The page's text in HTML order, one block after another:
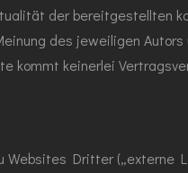
der bereitgestellten
des jeweiligen
kommt keinerlei
Websites Dritter